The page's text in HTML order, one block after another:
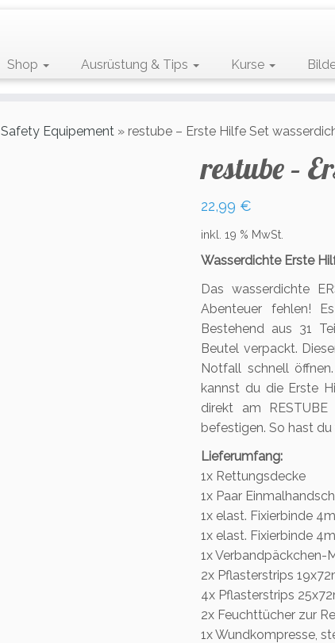
Shop Ausrüstung & Tips Kurse
Safety Equipement » restube – Erste Hilfe Set
restube –
22,99 €
inkl. 19 % MwSt.
Wasserdichte Erste
Das wasserdichte
Abenteuer fehlen!
Bestehend aus 31
Beutel verpackt.
Notfall schnell
kannst du die Erste
direkt am RESTUBE
befestigen. So hast
Lieferumfang:
1x Rettungsdecke
1x Paar
1x elast. Fixierbinde
1x elast. Fixierbinde
1x Verbandpäckchen-
2x Pflasterstrips
4x Pflasterstrips
2x Feuchttücher zur
1x Wundkompresse,